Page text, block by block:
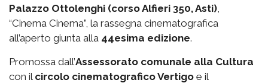
Palazzo Ottolenghi (corso Alfieri 350, Asti)
“Cinema Cinema”, la rassegna cinematografica
all’aperto giunta alla 44esima edizione.
Promossa dall’Assessorato comunale alla Cultura
con il circolo cinematografico Vertigo e il